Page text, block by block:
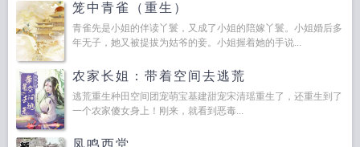
笼中青雀（重生）
青雀先是小姐的伴读丫鬟，又成了小姐的陪嫁丫鬟。小姐婚后多
年无子，她又被提拔为姑爷的妾。小姐握着她的手说...
农家长姐：带着空间去逃荒
逃荒重生种田空间团宠萌宝基建甜宠宋清瑶重生了，还重生到了
一个农家傻女身上！刚来，就看到恶毒...
凤鸣西堂